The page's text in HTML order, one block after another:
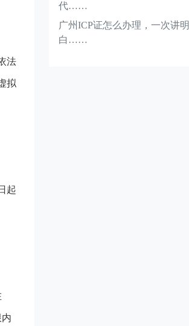
法
拟
起
代……
广州ICP证怎么办理，一次讲明
白……